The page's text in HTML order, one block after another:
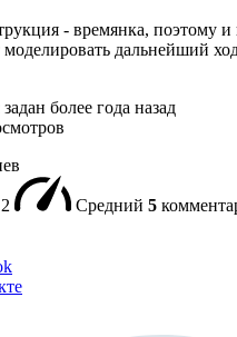
- времянка, поэтому
моделировать дальнейший
более года назад
2 Средний 5